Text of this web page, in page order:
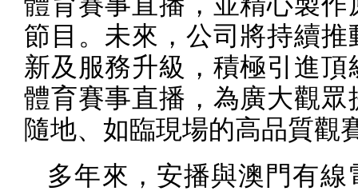
節目。未來，公司將持續推
新及服務升級，積極引進頂
體育賽事直播，為廣大觀眾
隨地、如臨現場的高品質觀
多年來，安播與澳門有線